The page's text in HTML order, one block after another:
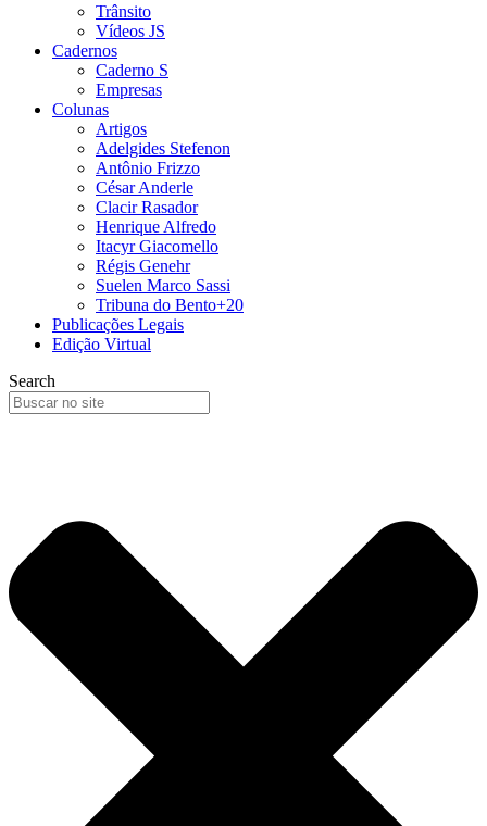
Trânsito
Vídeos JS
Cadernos
Caderno S
Empresas
Colunas
Artigos
Adelgides Stefenon
Antônio Frizzo
César Anderle
Clacir Rasador
Henrique Alfredo
Itacyr Giacomello
Régis Genehr
Suelen Marco Sassi
Tribuna do Bento+20
Publicações Legais
Edição Virtual
Search